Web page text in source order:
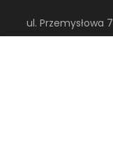
ul. Przemysłowa 7